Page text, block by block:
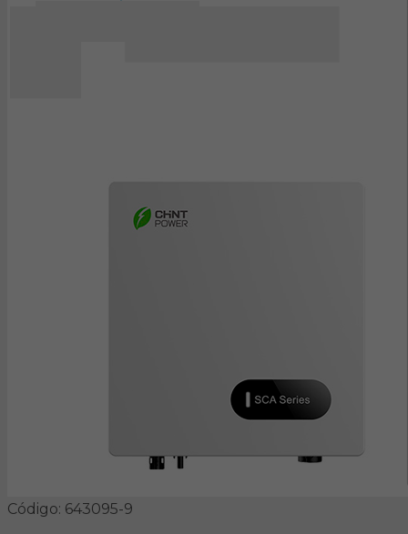
Código: 643095-9